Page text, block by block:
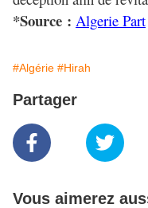
*Source : Algerie Part
#Algérie #Hirah
Partager
Vous aimerez